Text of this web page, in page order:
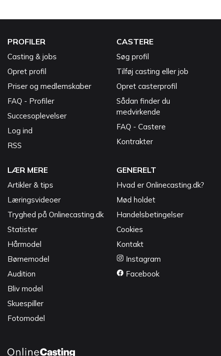
PROFILER
Casting & jobs
Opret profil
Priser og medlemskaber
FAQ - Profiler
Succesoplevelser
Log ind
RSS
CASTERE
Søg profil
Tilføj casting eller job
Opret casterprofil
Sådan finder du
medvirkende
FAQ - Castere
Kontrakter
LÆR MERE
Artikler & tips
Læringsvideoer
Tryghed på Onlinecasting.dk
Statister
Hårmodel
Børnemodel
Audition
Bliv model
Skuespiller
Fotomodel
GENERELT
Hvad er Onlinecasting.dk?
Mød holdet
Handelsbetingelser
Cookies
Kontakt
Instagram
Facebook